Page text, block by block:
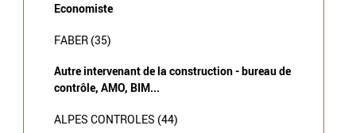
Economiste
FABER (35)
Autre intervenant de la construction - bureau de
contrôle, AMO, BIM...
ALPES CONTROLES (44)